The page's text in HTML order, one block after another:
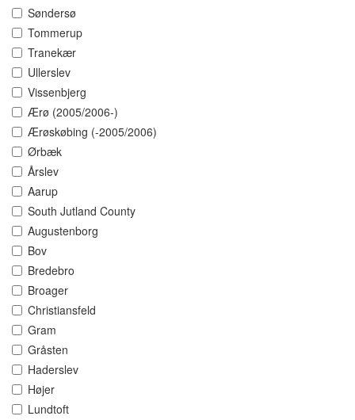
Søndersø
Tommerup
Tranekær
Ullerslev
Vissenbjerg
Ærø (2005/2006-)
Ærøskøbing (-2005/2006)
Ørbæk
Årslev
Aarup
South Jutland County
Augustenborg
Bov
Bredebro
Broager
Christiansfeld
Gram
Gråsten
Haderslev
Højer
Lundtoft